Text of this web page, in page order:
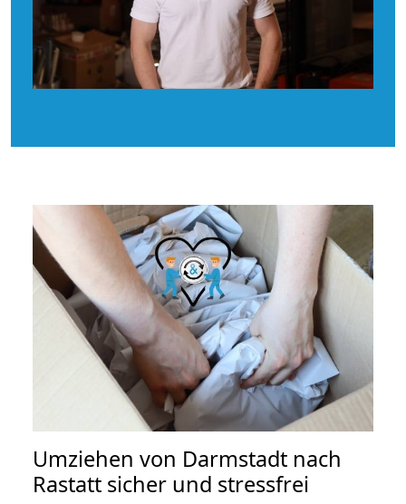
Umziehen von Darmstadt nach
Rastatt sicher und stressfrei